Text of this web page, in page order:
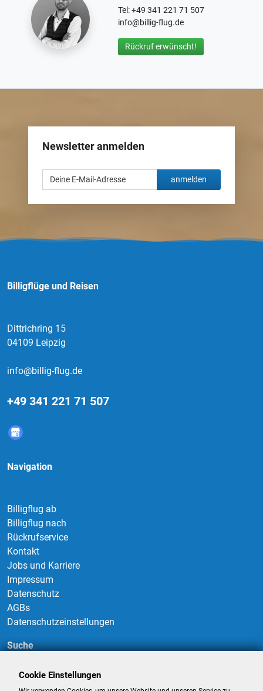
Tel: +49 341 221 71 507
info@billig-flug.de
Rückruf erwünscht!
Newsletter anmelden
anmelden
Billigflüge und Reisen
Dittrichring 15
04109 Leipzig
info@billig-flug.de
+49 341 221 71 507
Navigation
Billigflug ab
Billigflug nach
Rückrufservice
Kontakt
Jobs und Karriere
Impressum
Datenschutz
AGBs
Datenschutzeinstellungen
Suche
Cookie Einstellungen